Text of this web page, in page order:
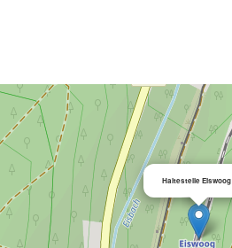
Haltestelle Eiswoog